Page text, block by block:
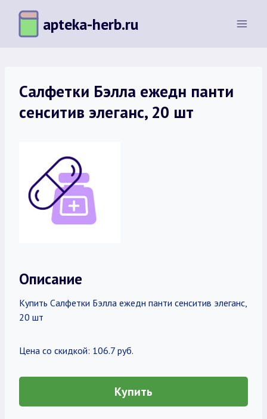
Перейти
содержимому
apteka-herb.ru
Салфетки Бэлла ежедн панти
сенситив элеганс, 20 шт
Описание
Купить Салфетки Бэлла ежедн панти сенситив элеганс,
20 шт
Цена со скидкой: 106.7 руб.
Купить